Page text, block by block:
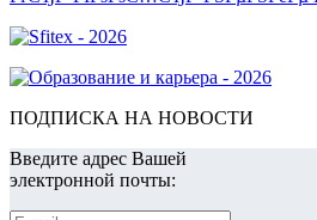
ПОДПИСКА НА НОВОСТИ
Введите адрес Вашей
электронной почты: